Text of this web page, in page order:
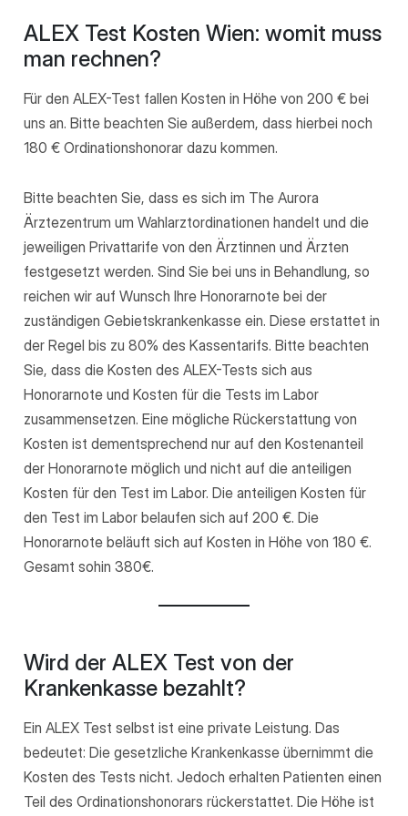
ALEX Test Kosten Wien: womit muss
man rechnen?
Für den ALEX-Test fallen Kosten in Höhe von 200 € bei
uns an. Bitte beachten Sie außerdem, dass hierbei noch
180 € Ordinationshonorar dazu kommen.
Bitte beachten Sie, dass es sich im The Aurora
Ärztezentrum um Wahlarztordinationen handelt und die
jeweiligen Privattarife von den Ärztinnen und Ärzten
festgesetzt werden. Sind Sie bei uns in Behandlung, so
reichen wir auf Wunsch Ihre Honorarnote bei der
zuständigen Gebietskrankenkasse ein. Diese erstattet in
der Regel bis zu 80% des Kassentarifs. Bitte beachten
Sie, dass die Kosten des ALEX-Tests sich aus
Honorarnote und Kosten für die Tests im Labor
zusammensetzen. Eine mögliche Rückerstattung von
Kosten ist dementsprechend nur auf den Kostenanteil
der Honorarnote möglich und nicht auf die anteiligen
Kosten für den Test im Labor. Die anteiligen Kosten für
den Test im Labor belaufen sich auf 200 €. Die
Honorarnote beläuft sich auf Kosten in Höhe von 180 €.
Gesamt sohin 380€.
Wird der ALEX Test von der
Krankenkasse bezahlt?
Ein ALEX Test selbst ist eine private Leistung. Das
bedeutet: Die gesetzliche Krankenkasse übernimmt die
Kosten des Tests nicht. Jedoch erhalten Patienten einen
Teil des Ordinationshonorars rückerstattet. Die Höhe ist